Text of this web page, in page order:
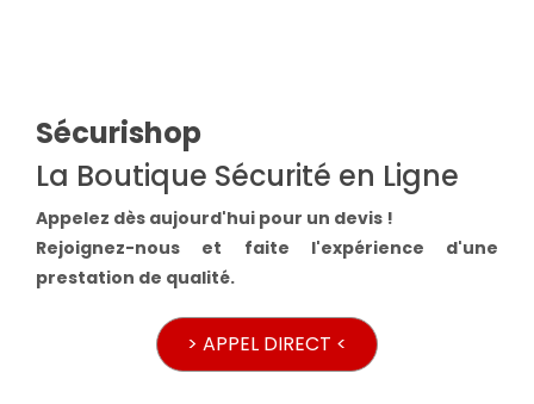
Sécurishop
La Boutique Sécurité en Ligne
Appelez dès aujourd'hui pour un devis !
Rejoignez-nous et faite l'expérience d'une
prestation de qualité.
> APPEL DIRECT <